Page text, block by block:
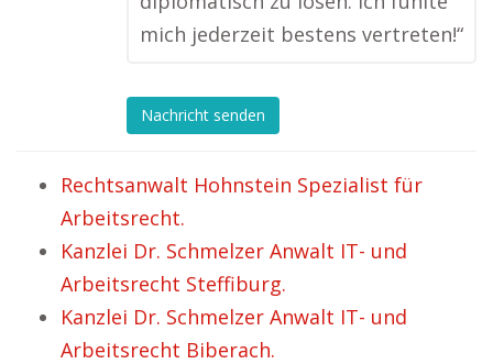
mich jederzeit bestens vertreten!“
Nachricht senden
Rechtsanwalt Hohnstein Spezialist für
Arbeitsrecht.
Kanzlei Dr. Schmelzer Anwalt IT- und
Arbeitsrecht Steffiburg.
Kanzlei Dr. Schmelzer Anwalt IT- und
Arbeitsrecht Biberach.